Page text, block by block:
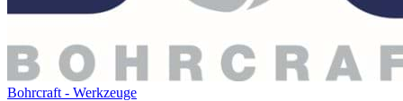
Bohrcraft - Werkzeuge